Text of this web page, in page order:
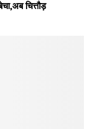
चित्तौड़